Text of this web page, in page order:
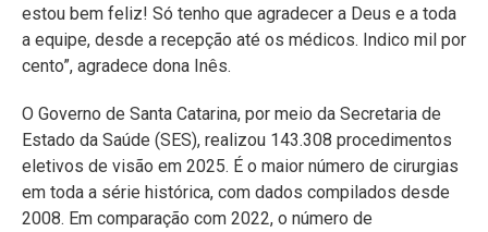
estou bem feliz! Só tenho que agradecer a Deus e a toda
a equipe, desde a recepção até os médicos. Indico mil por
cento”, agradece dona Inês.
O Governo de Santa Catarina, por meio da Secretaria de
Estado da Saúde (SES), realizou 143.308 procedimentos
eletivos de visão em 2025. É o maior número de cirurgias
em toda a série histórica, com dados compilados desde
2008. Em comparação com 2022, o número de